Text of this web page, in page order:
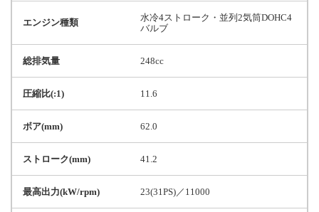
エンジン種類
水冷4ストローク・並列2気筒DOHC4
バルブ
総排気量 248cc
圧縮比(:1) 11.6
ボア(mm) 62.0
ストローク(mm) 41.2
最高出力(kW/rpm) 23(31PS)／11000